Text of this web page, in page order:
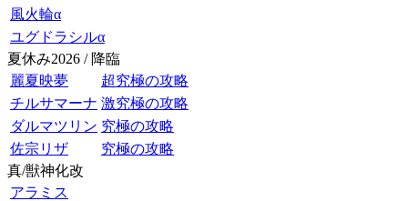
風火輪α
ユグドラシルα
夏休み2026 / 降臨
麗夏映夢
超究極の攻略
チルサマーナ 激究極の攻略
ダルマツリン 究極の攻略
佐宗リザ
究極の攻略
真/獣神化改
アラミス